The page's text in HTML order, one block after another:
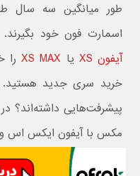
طور میانگین سه سال
اسمارت فون خود
آیفون XS
یا XS MAXرا
خرید سری جدید هستید.
مکس با آیفون ایکس اس